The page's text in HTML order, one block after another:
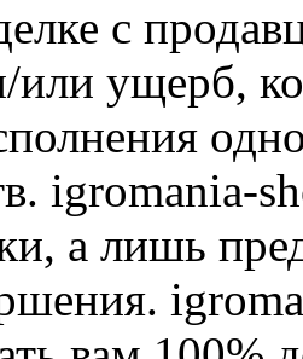
с
или ущерб,
igromania-
а лишь